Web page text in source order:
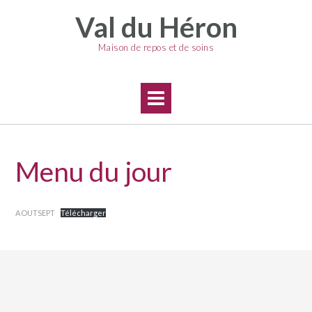
Val du Héron
Maison de repos et de soins
Menu du jour
AOUTSEPT Télécharger